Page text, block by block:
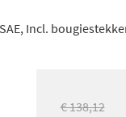
Incl.
€ 138,12